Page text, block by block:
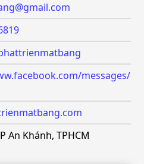
messages/
An Khánh, TPHCM